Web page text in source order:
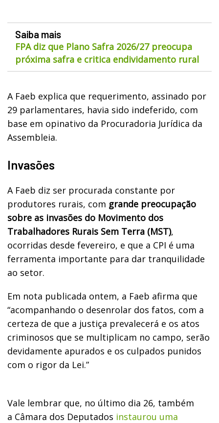
Saiba mais
FPA diz que Plano Safra 2026/27 preocupa
próxima safra e critica endividamento rural
A Faeb explica que requerimento, assinado por
29 parlamentares, havia sido indeferido, com
base em opinativo da Procuradoria Jurídica da
Assembleia.
Invasões
A Faeb diz ser procurada constante por
produtores rurais, com grande preocupação
sobre as invasões do Movimento dos
Trabalhadores Rurais Sem Terra (MST),
ocorridas desde fevereiro, e que a CPI é uma
ferramenta importante para dar tranquilidade
ao setor.
Em nota publicada ontem, a Faeb afirma que
“acompanhando o desenrolar dos fatos, com a
certeza de que a justiça prevalecerá e os atos
criminosos que se multiplicam no campo, serão
devidamente apurados e os culpados punidos
com o rigor da Lei.”
Vale lembrar que, no último dia 26, também
a Câmara dos Deputados instaurou uma